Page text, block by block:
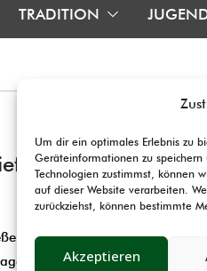
Um dir ein optimales Erlebnis zu
Geräteinformationen zu
Technologien zustimmst, können
auf dieser Website verarbeiten.
zurückziehst, können bestimmte
Akzeptieren
TRADITION
Jede Frage kann
klicken, damit Eure